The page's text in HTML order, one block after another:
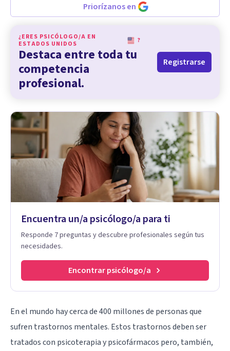
Priorízanos en
¿ERES PSICÓLOGO/A EN
ESTADOS UNIDOS
?
Destaca entre toda tu
competencia
profesional.
Registrarse
Encuentra un/a psicólogo/a para ti
Responde 7 preguntas y descubre profesionales según tus
necesidades.
Encontrar psicólogo/a
En el mundo hay cerca de 400 millones de personas que
sufren trastornos mentales. Estos trastornos deben ser
tratados con psicoterapia y psicofármacos pero, también,